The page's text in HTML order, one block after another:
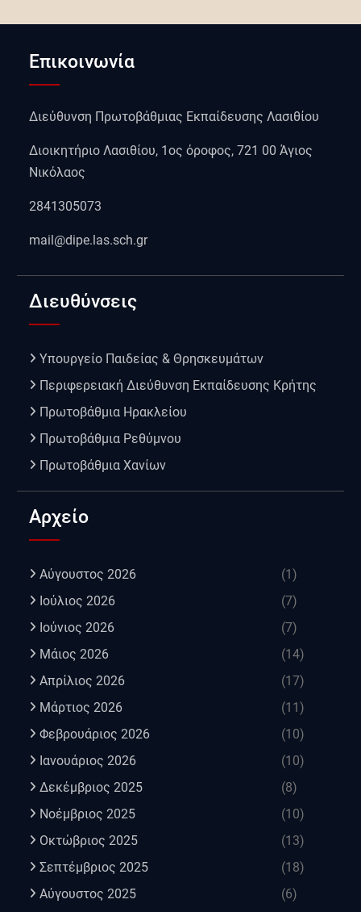
Επικοινωνία
Διεύθυνση Πρωτοβάθμιας Εκπαίδευσης Λασιθίου
Διοικητήριο Λασιθίου, 1ος όροφος, 721 00 Άγιος
Νικόλαος
2841305073
mail@dipe.las.sch.gr
Διευθύνσεις
Υπουργείο Παιδείας & Θρησκευμάτων
Περιφερειακή Διεύθυνση Εκπαίδευσης Κρήτης
Πρωτοβάθμια Ηρακλείου
Πρωτοβάθμια Ρεθύμνου
Πρωτοβάθμια Χανίων
Αρχείο
Αύγουστος 2026
(1)
Ιούλιος 2026
(7)
Ιούνιος 2026
(7)
Μάιος 2026
(14)
Απρίλιος 2026
(17)
Μάρτιος 2026
(11)
Φεβρουάριος 2026
(10)
Ιανουάριος 2026
(10)
Δεκέμβριος 2025
(8)
Νοέμβριος 2025
(10)
Οκτώβριος 2025
(13)
Σεπτέμβριος 2025
(18)
Αύγουστος 2025
(6)